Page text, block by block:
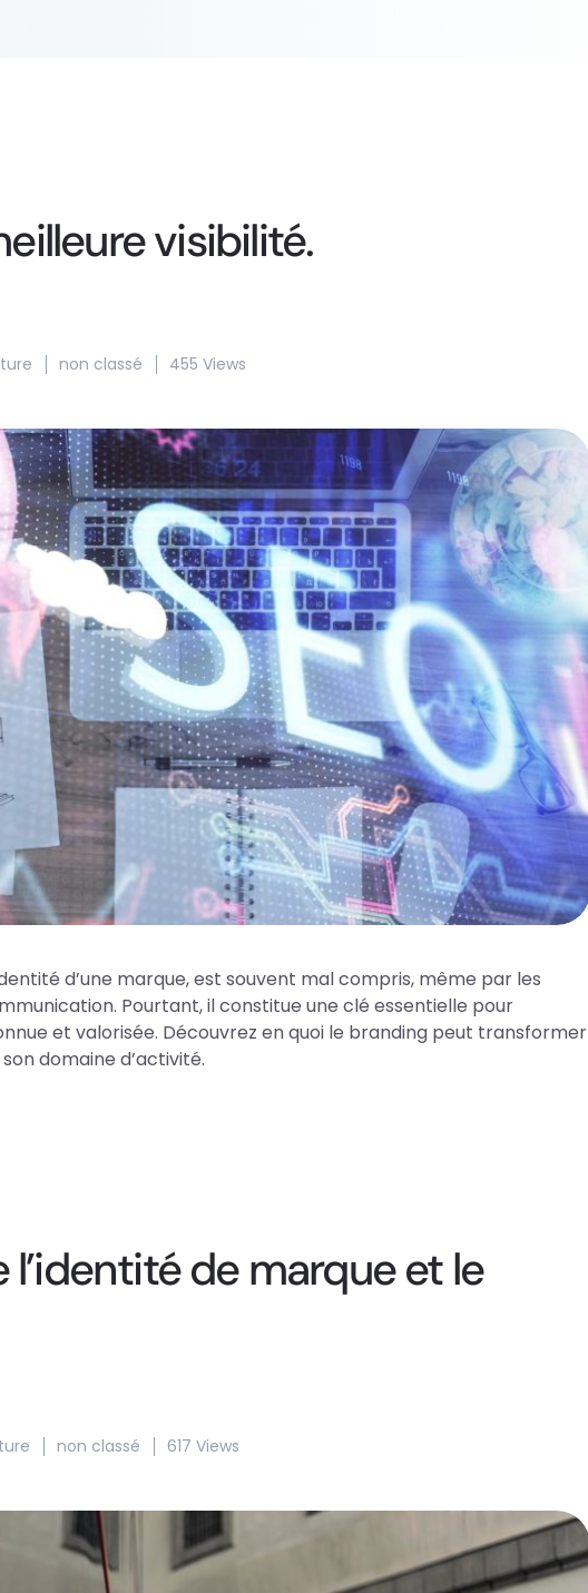
visibilité.
non classé 455 Views
d’une marque, est souvent mal compris, même par les
Pourtant, il constitue une clé essentielle pour
et valorisée. Découvrez en quoi le branding peut transformer
domaine d’activité.
de marque et le
non classé 617 Views